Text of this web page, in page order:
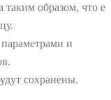
образом, что
и
сохранены.